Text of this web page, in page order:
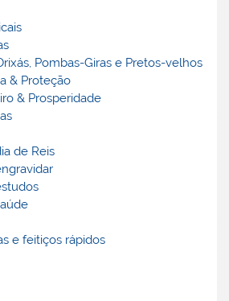
Pombas-Giras e Pretos-velhos
& Proteção
& Prosperidade
de Reis
e feitiços rápidos